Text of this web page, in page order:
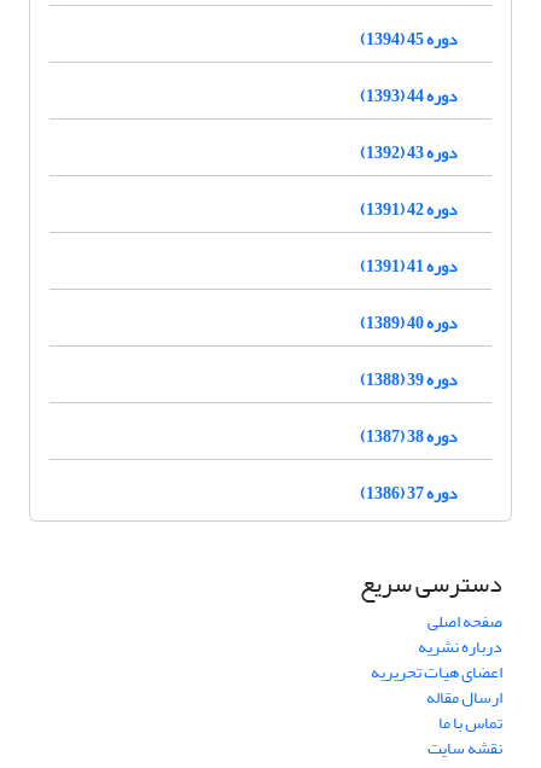
دوره 45 (1394)
دوره 44 (1393)
دوره 43 (1392)
دوره 42 (1391)
دوره 41 (1391)
دوره 40 (1389)
دوره 39 (1388)
دوره 38 (1387)
دوره 37 (1386)
دسترسی سریع
صفحه اصلی
درباره نشریه
اعضای هیات تحریریه
ارسال مقاله
تماس با ما
نقشه سایت